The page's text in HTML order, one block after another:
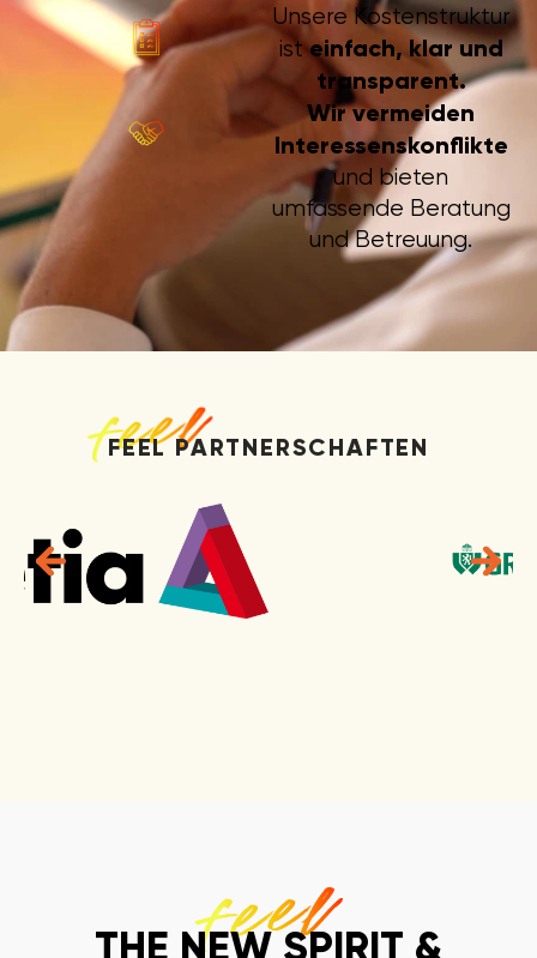
Unsere Kostenstruktur
isteinfach, klar und
transparent.
Wir vermeiden
Interessenskonflikte
und bieten
umfassende Beratung
und Betreuung.
FEEL PARTNERSCHAFTEN
THE NEW SPIRIT &